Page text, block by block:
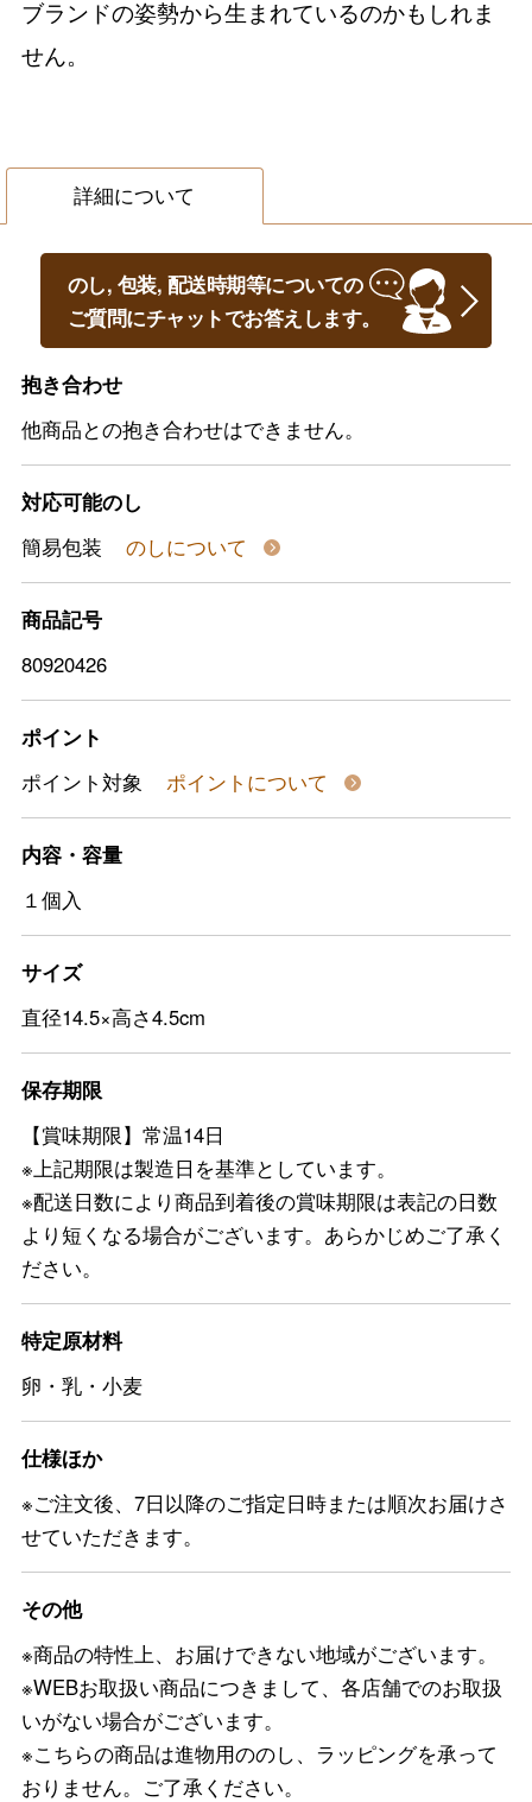
ブランドの姿勢から生まれているのかもしれま
せん。
詳細について
のし, 包装, 配送時期等についての
ご質問にチャットでお答えします。
抱き合わせ
他商品との抱き合わせはできません。
対応可能のし
簡易包装
のしについて
商品記号
80920426
ポイント
ポイント対象
ポイントについて
内容・容量
１個入
サイズ
直径14.5×高さ4.5cm
保存期限
【賞味期限】常温14日
※上記期限は製造日を基準としています。
※配送日数により商品到着後の賞味期限は表記の日数
より短くなる場合がございます。あらかじめご了承く
ださい。
特定原材料
卵・乳・小麦
仕様ほか
※ご注文後、7日以降のご指定日時または順次お届けさ
せていただきます。
その他
※商品の特性上、お届けできない地域がございます。
※WEBお取扱い商品につきまして、各店舗でのお取扱
いがない場合がございます。
※こちらの商品は進物用ののし、ラッピングを承って
おりません。ご了承ください。